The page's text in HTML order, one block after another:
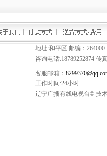
地址:和平区 邮编：264000
咨询电话:18789252874 传
客服邮箱：
工作时间:24小时
辽宁广播有线电视台© 技